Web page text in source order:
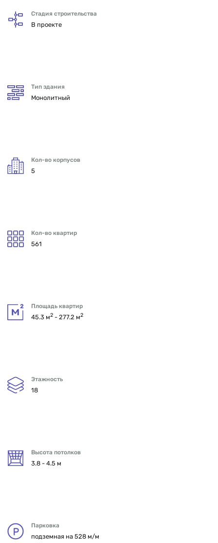
Стадия строительства
В проекте
Тип здания
Монолитный
Кол-во корпусов
5
Кол-во квартир
561
Площадь квартир
45.3 м2 - 277.2 м2
Этажность
18
Высота потолков
3.8 - 4.5 м
Парковка
подземная на 528 м/м